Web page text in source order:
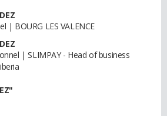
| BOURG LES VALENCE
| SLIMPAY - Head of business